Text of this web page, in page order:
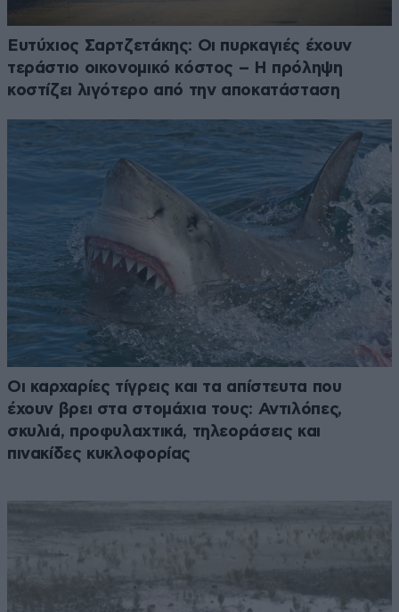
Ευτύχιος Σαρτζετάκης: Οι πυρκαγιές έχουν
τεράστιο οικονομικό κόστος – Η πρόληψη
κοστίζει λιγότερο από την αποκατάσταση
Οι καρχαρίες τίγρεις και τα απίστευτα που
έχουν βρει στα στομάχια τους: Αντιλόπες,
σκυλιά, προφυλαχτικά, τηλεοράσεις και
πινακίδες κυκλοφορίας